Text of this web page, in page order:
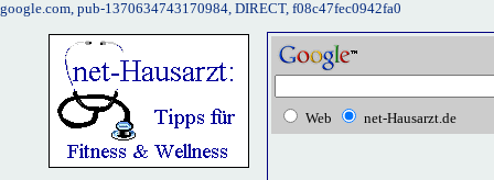
google.com, pub-1370634743170984, DIRECT, f08c47fec0942fa0
Web net-Hausarzt.de